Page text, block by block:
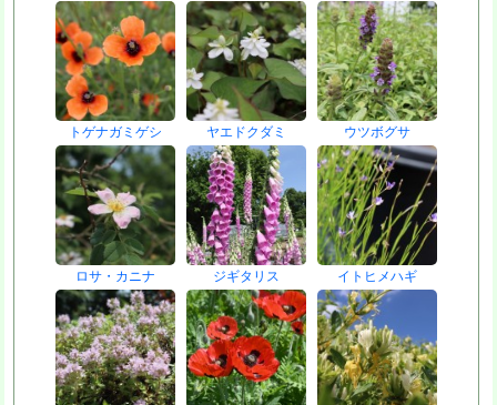
トゲナガミゲシ ヤエドクダミ ウツボグサ
ロサ・カニナ ジギタリス イトヒメハギ